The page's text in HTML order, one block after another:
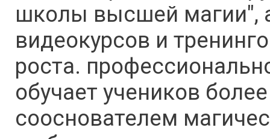
школы высшей магии",
видеокурсов и
роста.
обучает учеников
сооснователем